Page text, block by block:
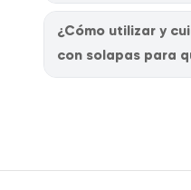
¿Cómo utilizar y
con solapas para